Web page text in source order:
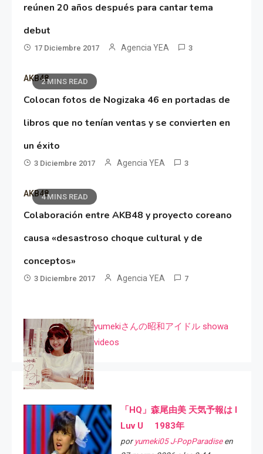
reúnen 20 años después para cantar tema
debut
17 Diciembre 2017 Agencia YEA 3
2 MINS READ
AKB48
Colocan fotos de Nogizaka 46 en portadas de
libros que no tenían ventas y se convierten en
un éxito
3 Diciembre 2017 Agencia YEA 3
4 MINS READ
AKB48
Colaboración entre AKB48 y proyecto coreano
causa «desastroso choque cultural y de
conceptos»
3 Diciembre 2017 Agencia YEA 7
yumekiさんの昭和アイドル showa
videos
「HQ」森尾由美 天気予報は I
Luv U 1983年
por yumeki05 J-PopParadiseen